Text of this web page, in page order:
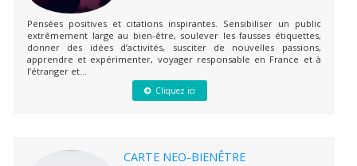
Pensées positives et citations inspirantes. Sensibiliser un public
extrêmement large au bien-être, soulever les fausses étiquettes,
donner des idées d’activités, susciter de nouvelles passions,
apprendre et expérimenter, voyager responsable en France et à
l’étranger et...
Cliquez ici
CARTE NEO-BIENÊTRE